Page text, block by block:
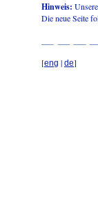
Hinweis:
Die neue Seite
[eng | de]